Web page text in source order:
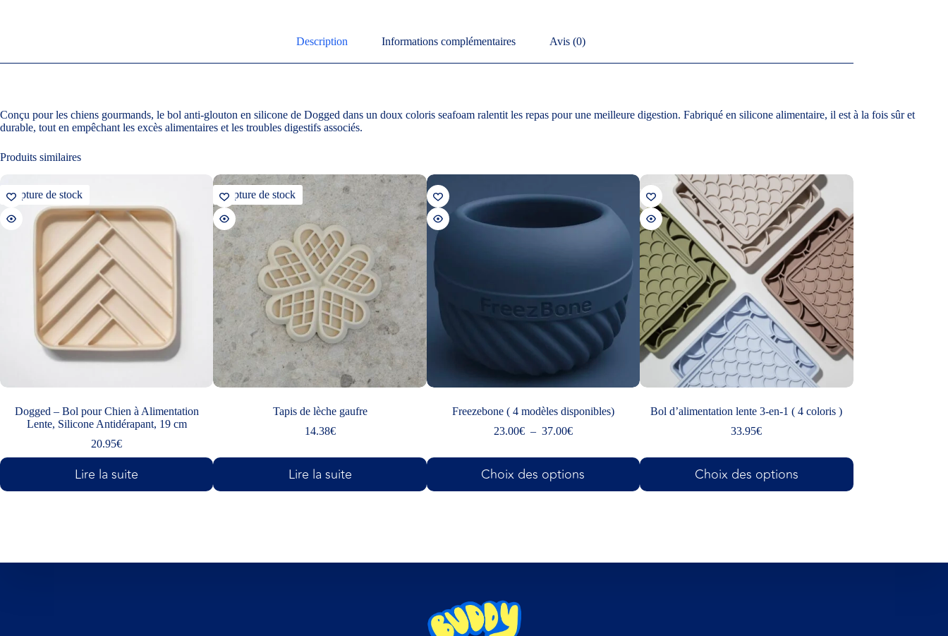
Description Informations complémentaires Avis (0)
Conçu pour les chiens gourmands, le bol anti-glouton en silicone de Dogged dans un doux coloris seafoam ralentit les repas pour une meilleure digestion. Fabriqué en silicone alimentaire, il est à la fois sûr et
durable, tout en empêchant les excès alimentaires et les troubles digestifs associés.
Produits similaires
Rupture de stock
Dogged – Bol pour Chien à Alimentation
Lente, Silicone Antidérapant, 19 cm
20.95€
Lire la suite
Rupture de stock
Tapis de lèche gaufre
14.38€
Lire la suite
Freezebone ( 4 modèles disponibles)
23.00€ – 37.00€
Choix des options
Bol d’alimentation lente 3-en-1 ( 4 coloris )
33.95€
Choix des options